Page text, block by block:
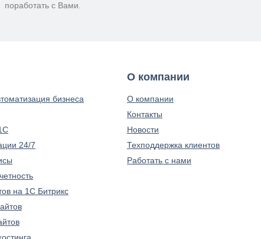
поработать с Вами.
бизнеса
24/7
на 1С Битрикс
О компании
О компании
Контакты
Новости
Техподдержка клиентов
Работать с нами